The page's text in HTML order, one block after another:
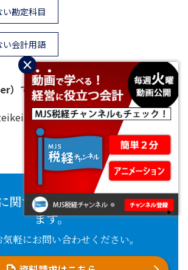
勘定科目
い会計用語
×
）で最新情報をお届けしています
関するご相談など承っており
ます。
軽にお問い合わせください。